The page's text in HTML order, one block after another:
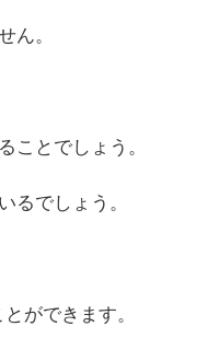
ん。
ことでしょう。
るでしょう。
ができます。